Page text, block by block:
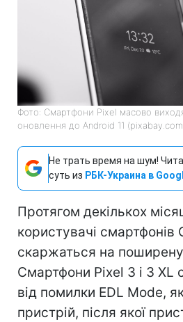
Фото: Смартфони Pixel масово
оновлення до Android 11
Не трать время на шум!
суть из РБК-Украина в
Протягом декількох
користувачі смартфонів
скаржаться на
Смартфони Pixel 3 і 3 XL
від помилки EDL Mode,
пристрій, після якої